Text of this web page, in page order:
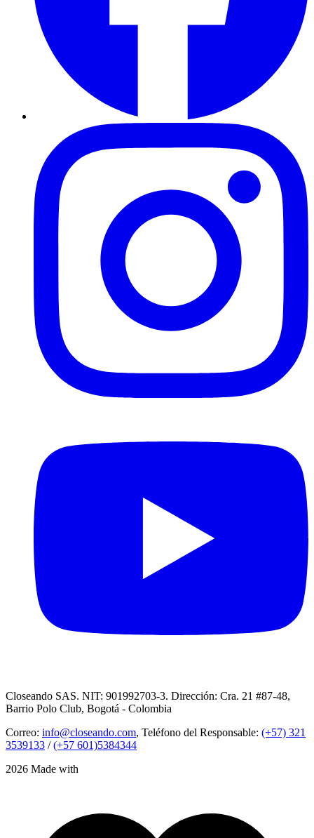
Closeando SAS. NIT: 901992703-3. Dirección: Cra. 21 #87-48,
Barrio Polo Club, Bogotá - Colombia
Correo: info@closeando.com, Teléfono del Responsable: (+57) 321
3539133 /(+57 601)5384344
2026 Made with